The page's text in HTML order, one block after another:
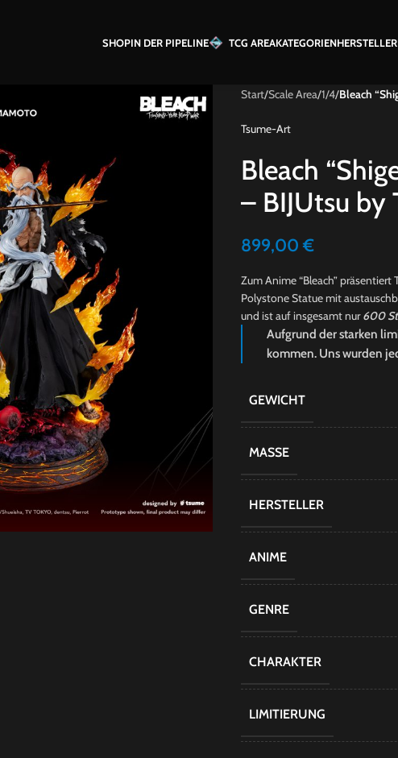
SHOPIN DER PIPELINE TCG AREAKATEGORIENHERSTELLER
Start/Scale Area/1/4/Bleach
Tsume-Art
Bleach
– BIJUtsu by
899,00€
Zum Anime “Bleach”
Polystone Statue mit
und ist auf insgesamt nur600
Aufgrund der starken
kommen. Uns wurden
GEWICHT
MASSE
HERSTELLER
ANIME
GENRE
CHARAKTER
LIMITIERUNG